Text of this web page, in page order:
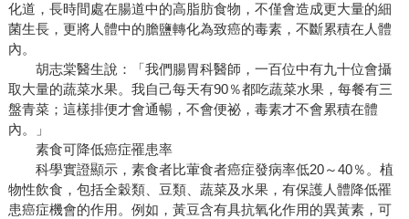
化道，長時間處在腸道中的高脂肪食物，不僅會造成更大量的細
菌生長，更將人體中的膽鹽轉化為致癌的毒素，不斷累積在人體
內。
胡志棠醫生說：「我們腸胃科醫師，一百位中有九十位會攝
取大量的蔬菜水果。我自己每天有90％都吃蔬菜水果，每餐有三
盤青菜；這樣排便才會通暢，不會便祕，毒素才不會累積在體
內。」
素食可降低癌症罹患率
科學實證顯示，素食者比葷食者癌症發病率低20～40％。植
物性飲食，包括全穀類、豆類、蔬菜及水果，有保護人體降低罹
患癌症機會的作用。例如，黃豆含有具抗氧化作用的異黃素，可